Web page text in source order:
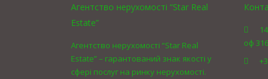
Агентство нерухомості “Star Real
Estate”
Агентство нерухомості “Star Real
Estate” – гарантований знак якості у
сфері послуг на ринку нерухомості.
оф 316